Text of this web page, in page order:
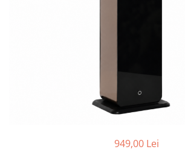
Lenjerii De Pat Bumbac Poplin,
Matlasate, 2 Persoane
Lenjerii De Pat Bumbac Satinat 2
949,00 Lei